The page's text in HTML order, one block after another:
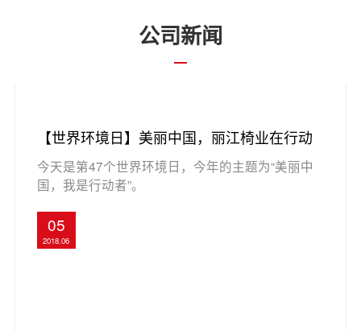
公司新闻
【世界环境日】美丽中国，丽江椅业在行动
今天是第47个世界环境日，今年的主题为“美丽中
国，我是行动者”。
05
2018.06